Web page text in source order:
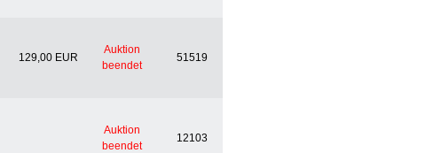
129,00 EUR
Auktion
beendet
51519
Auktion
beendet
12103